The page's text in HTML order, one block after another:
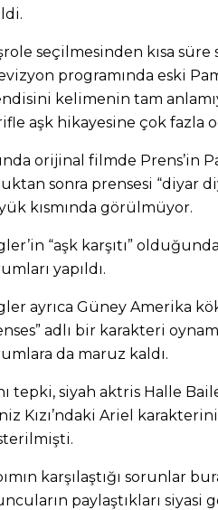
seçilmesinden kısa
programında eski
kelimenin tam
aşk hikayesine çok fazla
orijinal filmde Prens’in
sonra prensesi “diyar
kısmında görülmüyor.
“aşk karşıtı”
yapıldı.
ayrıca Güney Amerika
adlı bir karakteri
da maruz kaldı.
tepki, siyah aktris Halle
Kızı’ndaki Ariel
karşılaştığı sorunlar
paylaştıkları siyasi